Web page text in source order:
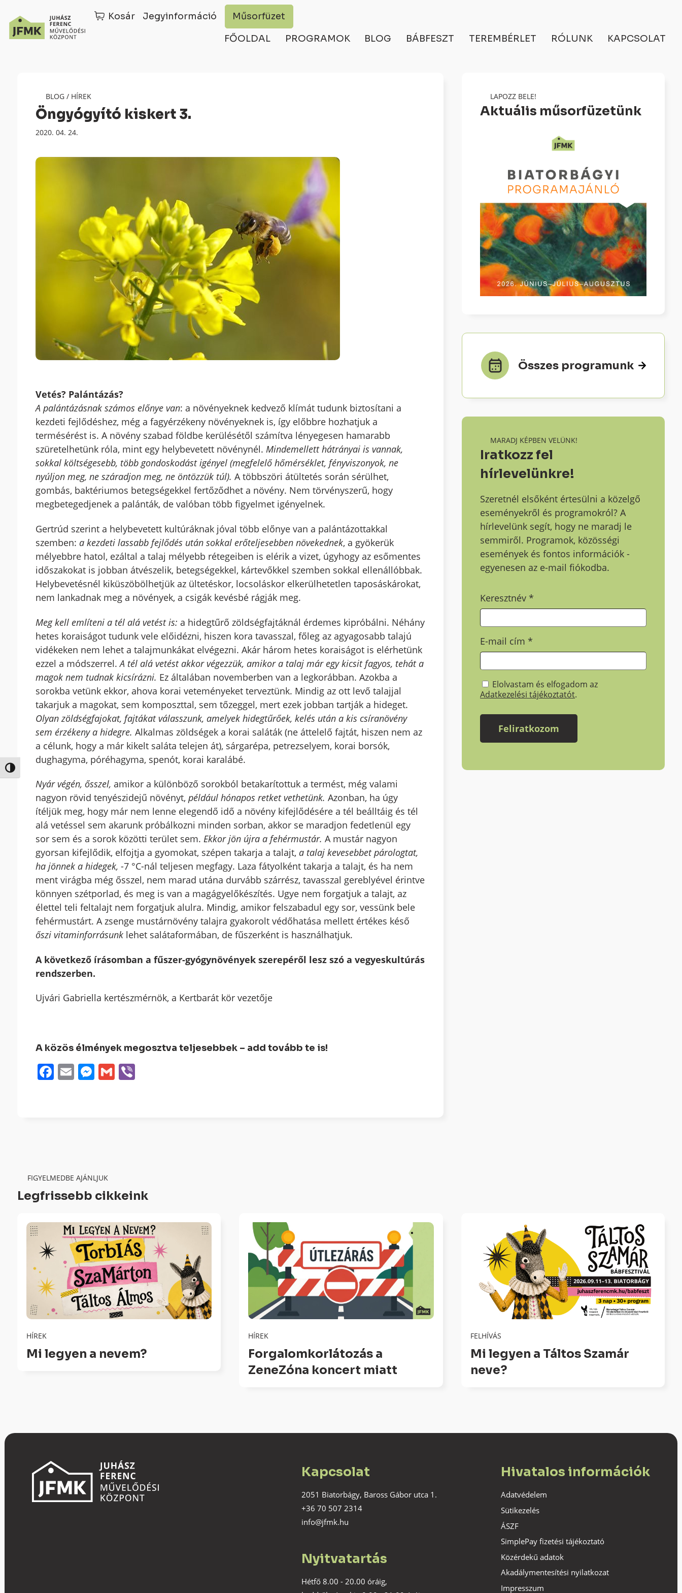
Nagy kontraszt váltása
Kosár Jegyinformáció Műsorfüzet
FŐOLDAL PROGRAMOK BLOG BÁBFESZT TEREMBÉRLET RÓLUNK KAPCSOLAT
BLOG/ HÍREK
Öngyógyító kiskert 3.
Megjelenés
2020. 04. 24.
Vetés? Palántázás?
A palántázásnak számos előnye van: a növényeknek kedvező klímát tudunk biztosítani a
kezdeti fejlődéshez, még a fagyérzékeny növényeknek is, így előbbre hozhatjuk a
termésérést is. A növény szabad földbe kerülésétől számítva lényegesen hamarabb
szüretelhetünk róla, mint egy helybevetett növénynél. Mindemellett hátrányai is vannak,
sokkal költségesebb, több gondoskodást igényel (megfelelő hőmérséklet, fényviszonyok, ne
nyúljon meg, ne száradjon meg, ne öntözzük túl). A többszöri átültetés során sérülhet,
gombás, baktériumos betegségekkel fertőződhet a növény. Nem törvényszerű, hogy
megbetegedjenek a palánták, de valóban több figyelmet igényelnek.
Gertrúd szerint a helybevetett kultúráknak jóval több előnye van a palántázottakkal
szemben: a kezdeti lassabb fejlődés után sokkal erőteljesebben növekednek, a gyökerük
mélyebbre hatol, ezáltal a talaj mélyebb rétegeiben is elérik a vizet, úgyhogy az esőmentes
időszakokat is jobban átvészelik, betegségekkel, kártevőkkel szemben sokkal ellenállóbbak.
Helybevetésnél kiküszöbölhetjük az ültetéskor, locsoláskor elkerülhetetlen taposáskárokat,
nem lankadnak meg a növények, a csigák kevésbé rágják meg.
Meg kell említeni a tél alá vetést is: a hidegtűrő zöldségfajtáknál érdemes kipróbálni. Néhány
hetes koraiságot tudunk vele előidézni, hiszen kora tavasszal, főleg az agyagosabb talajú
vidékeken nem lehet a talajmunkákat elvégezni. Akár három hetes koraiságot is elérhetünk
ezzel a módszerrel.A tél alá vetést akkor végezzük, amikor a talaj már egy kicsit fagyos, tehát a
magok nem tudnak kicsírázni. Ez általában novemberben van a legkorábban. Azokba a
sorokba vetünk ekkor, ahova korai veteményeket terveztünk. Mindig az ott levő talajjal
takarjuk a magokat, sem komposzttal, sem tőzeggel, mert ezek jobban tartják a hideget.
Olyan zöldségfajokat, fajtákat válasszunk, amelyek hidegtűrőek, kelés után a kis csíranövény
sem érzékeny a hidegre. Alkalmas zöldségek a korai saláták (ne áttelelő fajtát, hiszen nem az
a célunk, hogy a már kikelt saláta telejen át), sárgarépa, petrezselyem, korai borsók,
dughagyma, póréhagyma, spenót, korai karalábé.
Nyár végén, ősszel, amikor a különböző sorokból betakarítottuk a termést, még valami
nagyon rövid tenyészidejű növényt, például hónapos retket vethetünk. Azonban, ha úgy
ítéljük meg, hogy már nem lenne elegendő idő a növény kifejlődésére a tél beálltáig és tél
alá vetéssel sem akarunk próbálkozni minden sorban, akkor se maradjon fedetlenül egy
sor sem és a sorok közötti terület sem. Ekkor jön újra a fehérmustár. A mustár nagyon
gyorsan kifejlődik, elfojtja a gyomokat, szépen takarja a talajt, a talaj kevesebbet párologtat,
ha jönnek a hidegek, -7 °C-nál teljesen megfagy. Laza fátyolként takarja a talajt, és ha nem
ment virágba még ősszel, nem marad utána durvább szárrész, tavasszal gereblyével érintve
könnyen szétporlad, és meg is van a magágyelőkészítés. Ugye nem forgatjuk a talajt, az
élettel teli feltalajt nem forgatjuk alulra. Mindig, amikor felszabadul egy sor, vessünk bele
fehérmustárt. A zsenge mustárnövény talajra gyakorolt védőhatása mellett értékes késő
őszi vitaminforrásunklehet salátaformában, de fűszerként is használhatjuk.
A következő írásomban a fűszer-gyógynövények szerepéről lesz szó a vegyeskultúrás
rendszerben.
Ujvári Gabriella kertészmérnök, a Kertbarát kör vezetője
A közös élmények megosztva teljesebbek – add tovább te is!
Facebook
EmailMessenger
GmailViber
LAPOZZ BELE!
Aktuális műsorfüzetünk
Összes programunk
MARADJ KÉPBEN VELÜNK!
Iratkozz fel
hírlevelünkre!
Szeretnél elsőként értesülni a közelgő
eseményekről és programokról? A
hírlevelünk segít, hogy ne maradj le
semmiről. Programok, közösségi
események és fontos információk -
egyenesen az e-mail fiókodba.
Keresztnév*
E-mail cím*
Elolvastam és elfogadom az
Adatkezelési tájékoztatót.
FIGYELMEDBE AJÁNLJUK
Legfrissebb cikkeink
HÍREK
Mi legyen a nevem?
HÍREK
Forgalomkorlátozás a
ZeneZóna koncert miatt
FELHÍVÁS
Mi legyen a Táltos Szamár
neve?
Kapcsolat
2051 Biatorbágy, Baross Gábor utca 1.
+36 70 507 2314
info@jfmk.hu
Nyitvatartás
Hétfő 8.00 - 20.00 óráig,
Hivatalos információk
Adatvédelem
Sütikezelés
ÁSZF
SimplePay fizetési tájékoztató
Közérdekű adatok
Akadálymentesítési nyilatkozat
Impresszum